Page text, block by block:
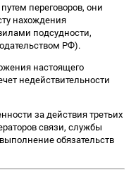
переговоров, они
нахождения
подсудности,
РФ).
настоящего
недействительности
за действия третьих
связи, службы
обязательств